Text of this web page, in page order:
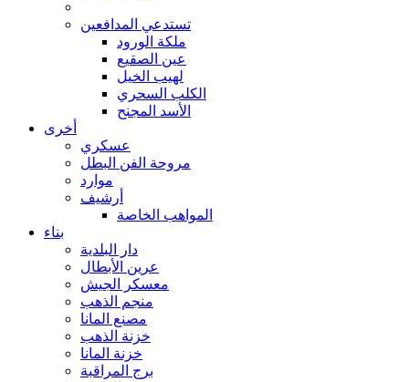
تستدعي المدافعين
ملكة الورود
عين الصقيع
لهيب الخيل
الكلب السحري
الأسد المجنح
أخرى
عسكري
مروحة الفن البطل
موارد
أرشيف
المواهب الخاصة
بناء
دار البلدية
عرين الأبطال
معسكر الجيش
منجم الذهب
مصنع المانا
خزنة الذهب
خزنة المانا
برج المراقبة